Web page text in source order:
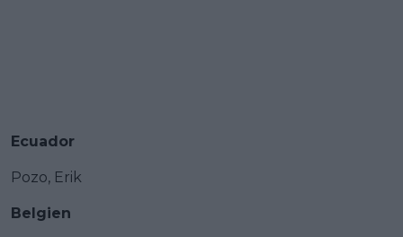
Ecuador
Pozo, Erik
Belgien